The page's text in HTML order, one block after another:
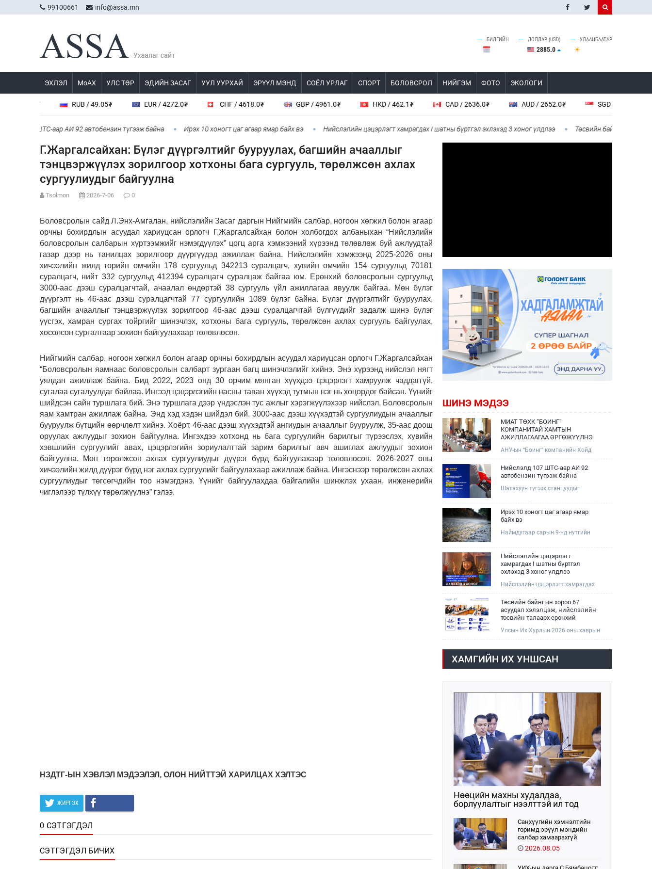
99100661 info@assa.mn
БИЛГИЙН ДОЛЛАР (USD)
2885.0
УЛААНБААТАР
ЭХЛЭЛ МоАХ УЛС ТӨР ЭДИЙН ЗАСАГ УУЛ УУРХАЙ ЭРҮҮЛ МЭНД СОЁЛ УРЛАГ СПОРТ БОЛОВСРОЛ НИЙГЭМ ФОТО ЭКОЛОГИ
RUB / 49.05₮ EUR / 4272.0₮ CHF / 4618.0₮ GBP / 4961.0₮ HKD / 462.1₮ CAD / 2636.0₮ AUD / 2652.0₮ SGD / 2885.0₮
107 ШТС-аар АИ 92 автобензин түгээж байна Ирэх 10 хоногт цаг агаар ямар байх вэ Нийслэлийн цэцэрлэгт хамрагдах I шатны бүртгэл эхлэхэд 3 хоног үлдлээ Төсвийн байнгын хороо 67
Г.Жаргалсайхан: Бүлэг дүүргэлтийг бууруулах, багшийн ачааллыг
тэнцвэржүүлэх зорилгоор хотхоны бага сургууль, төрөлжсөн ахлах
сургуулиудыг байгуулна
Tsolmon 2026-7-06 0
Боловсролын сайд Л.Энх-Амгалан, нийслэлийн Засаг даргын Нийгмийн салбар, ногоон хөгжил болон агаар
орчны бохирдлын асуудал хариуцсан орлогч Г.Жаргалсайхан болон холбогдох албаныхан “Нийслэлийн
боловсролын салбарын хүртээмжийг нэмэгдүүлэх” цогц арга хэмжээний хүрээнд төлөвлөж буй ажлуудтай
газар дээр нь танилцах зорилгоор дүүргүүдэд ажиллаж байна. Нийслэлийн хэмжээнд 2025-2026 оны
хичээлийн жилд төрийн өмчийн 178 сургуульд 342213 суралцагч, хувийн өмчийн 154 сургуульд 70181
суралцагч, нийт 332 сургуульд 412394 суралцагч суралцаж байгаа юм. Ерөнхий боловсролын сургуульд
3000-аас дээш суралцагчтай, ачаалал өндөртэй 38 сургууль үйл ажиллагаа явуулж байгаа. Мөн бүлэг
дүүргэлт нь 46-аас дээш суралцагчтай 77 сургуулийн 1089 бүлэг байна. Бүлэг дүүргэлтийг бууруулах,
багшийн ачааллыг тэнцвэржүүлэх зорилгоор 46-аас дээш суралцагчтай бүлгүүдийг задалж шинэ бүлэг
үүсгэх, хамран сургах тойргийг шинэчлэх, хотхоны бага сургууль, төрөлжсөн ахлах сургууль байгуулах,
хосолсон сургалтаар зохион байгуулахаар төлөвлөсөн.
Нийгмийн салбар, ногоон хөгжил болон агаар орчны бохирдлын асуудал хариуцсан орлогч Г.Жаргалсайхан
“Боловсролын яамнаас боловсролын салбарт зургаан багц шинэчлэлийг хийнэ. Энэ хүрээнд нийслэл нягт
уялдан ажиллаж байна. Бид 2022, 2023 онд 30 орчим мянган хүүхдээ цэцэрлэгт хамруулж чаддаггүй,
сугалаа сугалуулдаг байлаа. Ингээд цэцэрлэгийн насны таван хүүхэд тутмын нэг нь хоцордог байсан. Үүнийг
шийдсэн сайн туршлага бий. Энэ туршлага дээр үндэслэн тус ажлыг хэрэгжүүлэхээр нийслэл, Боловсролын
яам хамтран ажиллаж байна. Энд хэд хэдэн шийдэл бий. 3000-аас дээш хүүхэдтэй сургуулиудын ачааллыг
бууруулж бүтцийн өөрчлөлт хийнэ. Хоёрт, 46-аас дээш хүүхэдтэй ангиудын ачааллыг бууруулж, 35-аас доош
оруулах ажлуудыг зохион байгуулна. Ингэхдээ хотхонд нь бага сургуулийн барилгыг түрээслэх, хувийн
хэвшлийн сургуулийг авах, цэцэрлэгийн зориулалттай зарим барилгыг авч ашиглах ажлуудыг зохион
байгуулна. Мөн төрөлжсөн ахлах сургуулиудыг дүүрэг бүрд байгуулахаар төлөвлөсөн. 2026-2027 оны
хичээлийн жилд дүүрэг бүрд нэг ахлах сургуулийг байгуулахаар ажиллаж байна. Ингэснээр төрөлжсөн ахлах
сургуулиудыг төгсөгчдийн тоо нэмэгдэнэ. Үүнийг байгуулахдаа байгалийн шинжлэх ухаан, инженерийн
чиглэлээр түлхүү төрөлжүүлнэ” гэлээ.
НЗДТГ-ЫН ХЭВЛЭЛ МЭДЭЭЛЭЛ, ОЛОН НИЙТТЭЙ ХАРИЛЦАХ ХЭЛТЭС
ЖИРГЭХ
0 СЭТГЭГДЭЛ
СЭТГЭГДЭЛ БИЧИХ
ШИНЭ МЭДЭЭ
МИАТ ТӨХК “БОИНГ”
КОМПАНИТАЙ ХАМТЫН
АЖИЛЛАГААГАА ӨРГӨЖҮҮЛНЭ
АНУ-ын “Боинг” компанийн Хойд
борлуулалт, маркетингийн асуудал
хариуцсан Дэд ерөнхийлөгч Жэф
Эдвардс тэргүүтэй төлөөлөгчдийг
Зам, тээврийн сайд Б.Дэлгэрсайхан
Нийслэлд 107 ШТС-аар АИ 92
автобензин түгээж байна
Шатахуун түгээх станцуудыг
Ирэх 10 хоногт цаг агаар ямар
байх вэ
Наймдугаар сарын 9-нд нутгийн
хэсгээр ахиухан хэмжээний бороо
орох тул болзошгүй үер, усны
аюулаас анхаарна уу.
Нийслэлийн цэцэрлэгт
хамрагдах I шатны бүртгэл
эхлэхэд 3 хоног үлдлээ
Нийслэлийн цэцэрлэгт хамрагдах
өдрөөс 08 сарын 23-ны өдрийг
дуустал "E-Mongolia" платформоор
дамжуулан цахимаар хүлээн
авна.Хүүхдээ цэцэрлэгт хамруулах
үйлчилгээг авахдаа дараах
Төсвийн байнгын хороо 67
асуудал хэлэлцэж, нийслэлийн
төсвийн талаарх ерөнхий
байгуулсан байна
Улсын Их Хурлын 2026 оны хаврын
мэдүүлсэн хууль, Улсын Их Хурлын
бусад шийдвэрийн төслийг
хэлэлцүүлэх, Улсын Их Хурлын
хяналтыг хэрэгжүүлэх, хуульд
тусгайлан заасан асуудлаар Улсын
Их Хурлын тогтоолын төсөл
боловсруулах чиг үүргээ
хэрэгжүүлэн ажиллажээ.
ХАМГИЙН ИХ УНШСАН
Нөөцийн махны худалдаа,
борлуулалтыг нээлттэй ил тод
Санхүүгийн хэмнэлтийн
горимд эрүүл мэндийн
салбар хамаарахгүй
2026.08.05